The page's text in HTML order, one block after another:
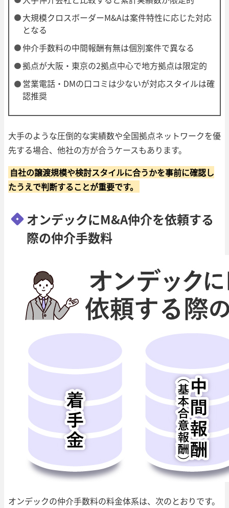
大規模クロスボーダーM&Aは案件特性に応じた対応
となる
仲介手数料の中間報酬有無は個別案件で異なる
拠点が大阪・東京の2拠点中心で地方拠点は限定的
営業電話・DMの口コミは少ないが対応スタイルは確
認推奨
大手のような圧倒的な実績数や全国拠点ネットワークを優
先する場合、他社の方が合うケースもあります。
自社の譲渡規模や検討スタイルに合うかを事前に確認し
たうえで判断することが重要です。
オンデックにM&A仲介を依頼する
際の仲介手数料
オンデックの仲介手数料の料金体系は、次のとおりです。